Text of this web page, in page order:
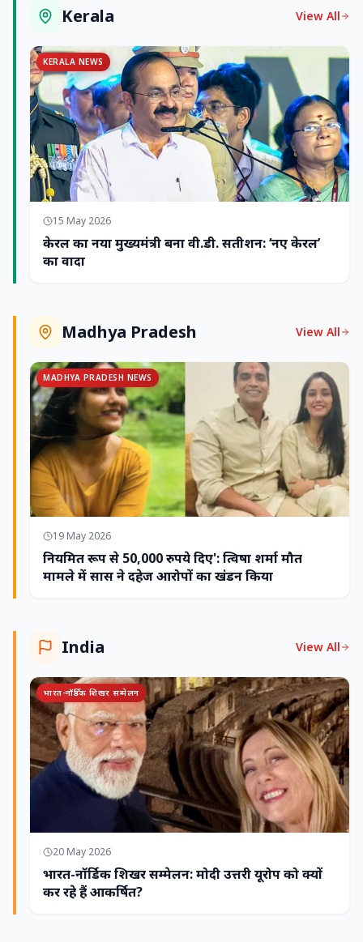
Kerala View All
KERALA NEWS
15 May 2026
केरल का नया मुख्यमंत्री बना वी.डी. सतीशन: ‘नए केरल’
का वादा
Madhya Pradesh View All
MADHYA PRADESH NEWS
19 May 2026
नियमित रूप से 50,000 रुपये दिए': त्विषा शर्मा मौत
मामले में सास ने दहेज आरोपों का खंडन किया
India View All
भारत-नॉर्डिक शिखर सम्मेलन
20 May 2026
भारत-नॉर्डिक शिखर सम्मेलन: मोदी उत्तरी यूरोप को क्यों
कर रहे हैं आकर्षित?